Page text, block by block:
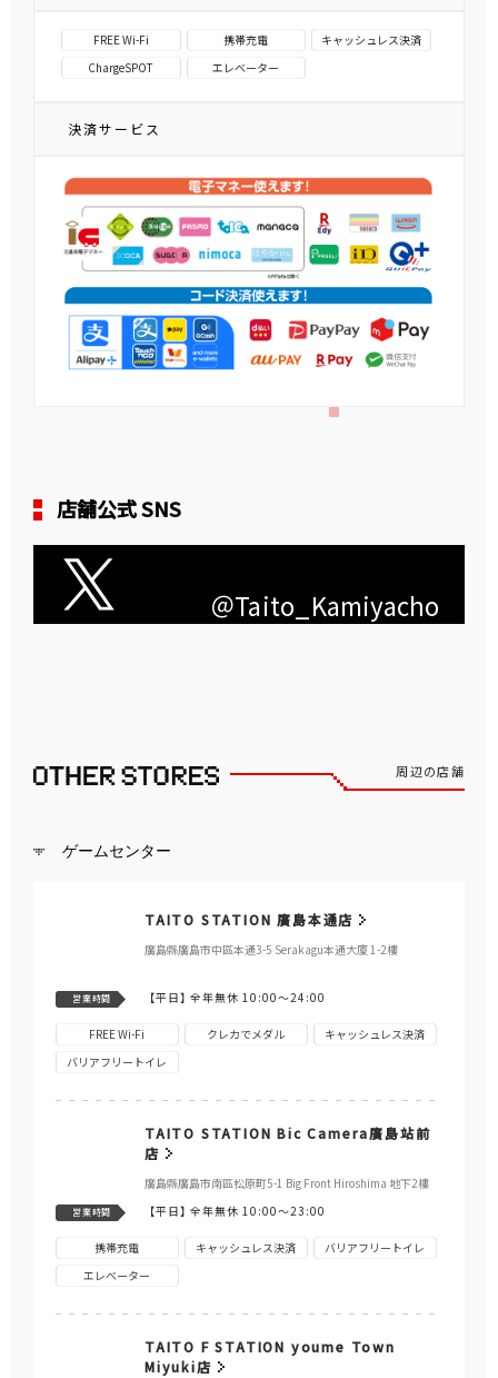
FREE Wi-Fi 携帯充電
キャッシュレス決済
ChargeSPOT
エレベーター
決済サービス
店舗公式 SNS
＠Taito_Kamiyacho
周辺の店舗
ゲームセンター
TAITO STATION 廣島本通店
廣島縣廣島市中區本通3-5 Serakagu本通大廈 1-2樓
営業時間 【平日】全年無休 10:00～24:00
FREE Wi-Fi クレカでメダル
キャッシュレス決済
バリアフリートイレ
TAITO STATION Bic Camera廣島站前
店
廣島縣廣島市南區松原町5-1 Big Front Hiroshima 地下2樓
営業時間 【平日】全年無休 10:00～23:00
携帯充電 キャッシュレス決済
バリアフリートイレ
エレベーター
TAITO F STATION youme Town
Miyuki店